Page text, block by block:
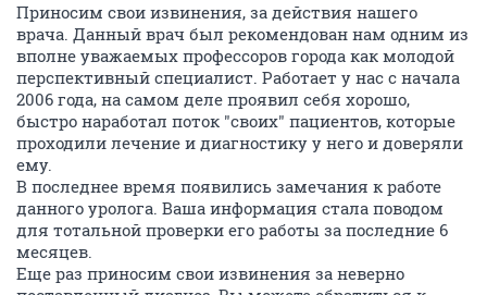
Приносим свои извинения, за действия нашего
врача. Данный врач был рекомендован нам одним из
вполне уважаемых профессоров города как молодой
перспективный специалист. Работает у нас с начала
2006 года, на самом деле проявил себя хорошо,
быстро наработал поток "своих" пациентов, которые
проходили лечение и диагностику у него и доверяли
ему.
В последнее время появились замечания к работе
данного уролога. Ваша информация стала поводом
для тотальной проверки его работы за последние 6
месяцев.
Еще раз приносим свои извинения за неверно